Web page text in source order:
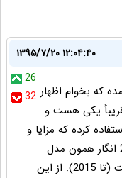
۱۳۹۵/۷/۲۰ ۱۲:۰۴:۴۰
26
32 نیومده که بخوام اظهار
یکی هست و
کرده که مزایا و
معایب خودش رو داره. فقط این 2008 انگار همون مدل
2013 و EP6 هم موتور همون سالهاست (تا 2015). از این